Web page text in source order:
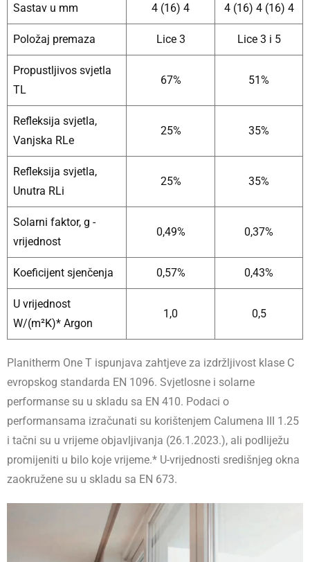
Sastav u mm 4 (16) 4 4 (16) 4 (16) 4
Položaj premaza Lice 3 Lice 3 i 5
Propustljivos svjetla
TL
67% 51%
Refleksija svjetla,
Vanjska RLe
25% 35%
Refleksija svjetla,
Unutra RLi
25% 35%
Solarni faktor, g -
vrijednost
0,49% 0,37%
Koeficijent sjenčenja 0,57% 0,43%
U vrijednost
W/(m²K)* Argon
1,0 0,5
Planitherm One T ispunjava zahtjeve za izdržljivost klase C
evropskog standarda EN 1096. Svjetlosne i solarne
performanse su u skladu sa EN 410. Podaci o
performansama izračunati su korištenjem Calumena III 1.25
i tačni su u vrijeme objavljivanja (26.1.2023.), ali podliježu
promijeniti u bilo koje vrijeme.* U-vrijednosti središnjeg okna
zaokružene su u skladu sa EN 673.